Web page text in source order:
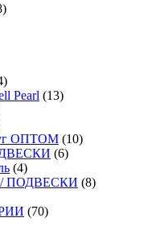
Pearl (13)
ОПТОМ (10)
(6)
(4)
ПОДВЕСКИ (8)
(70)